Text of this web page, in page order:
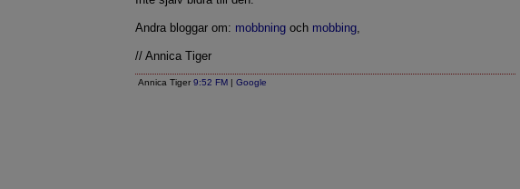
Andra bloggar om: mobbning och mobbing,
// Annica Tiger
Annica Tiger9:52 FM |Google